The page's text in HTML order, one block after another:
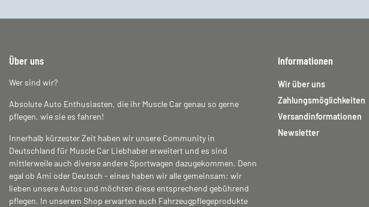
Über uns
Wer sind wir?
Absolute Auto Enthusiasten, die ihr Muscle Car genau so gerne
pflegen, wie sie es fahren!
Innerhalb kürzester Zeit haben wir unsere Community in
Deutschland für Muscle Car Liebhaber erweitert und es sind
mittlerweile auch diverse andere Sportwagen dazugekommen. Denn
egal ob Ami oder Deutsch - eines haben wir alle gemeinsam: wir
lieben unsere Autos und möchten diese entsprechend gebührend
pflegen. In unserem Shop erwarten euch Fahrzeugpflegeprodukte
Informationen
Wir über uns
Zahlungsmöglichkeiten
Versandinformationen
Newsletter